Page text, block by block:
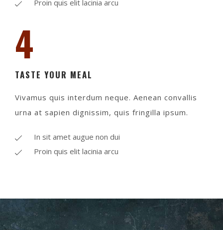
Proin quis elit lacinia arcu
4
TASTE YOUR MEAL
Vivamus quis interdum neque. Aenean convallis
urna at sapien dignissim, quis fringilla ipsum.
In sit amet augue non dui
Proin quis elit lacinia arcu